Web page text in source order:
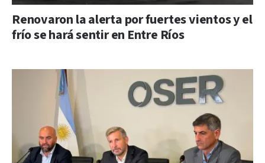
Renovaron la alerta por fuertes vientos y el
frío se hará sentir en Entre Ríos